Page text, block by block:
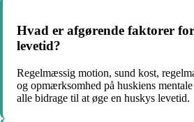
Hvad er afgørende faktorer
levetid?
Regelmæssig motion, sund kost,
og opmærksomhed på huskiens
alle bidrage til at øge en huskys levetid.